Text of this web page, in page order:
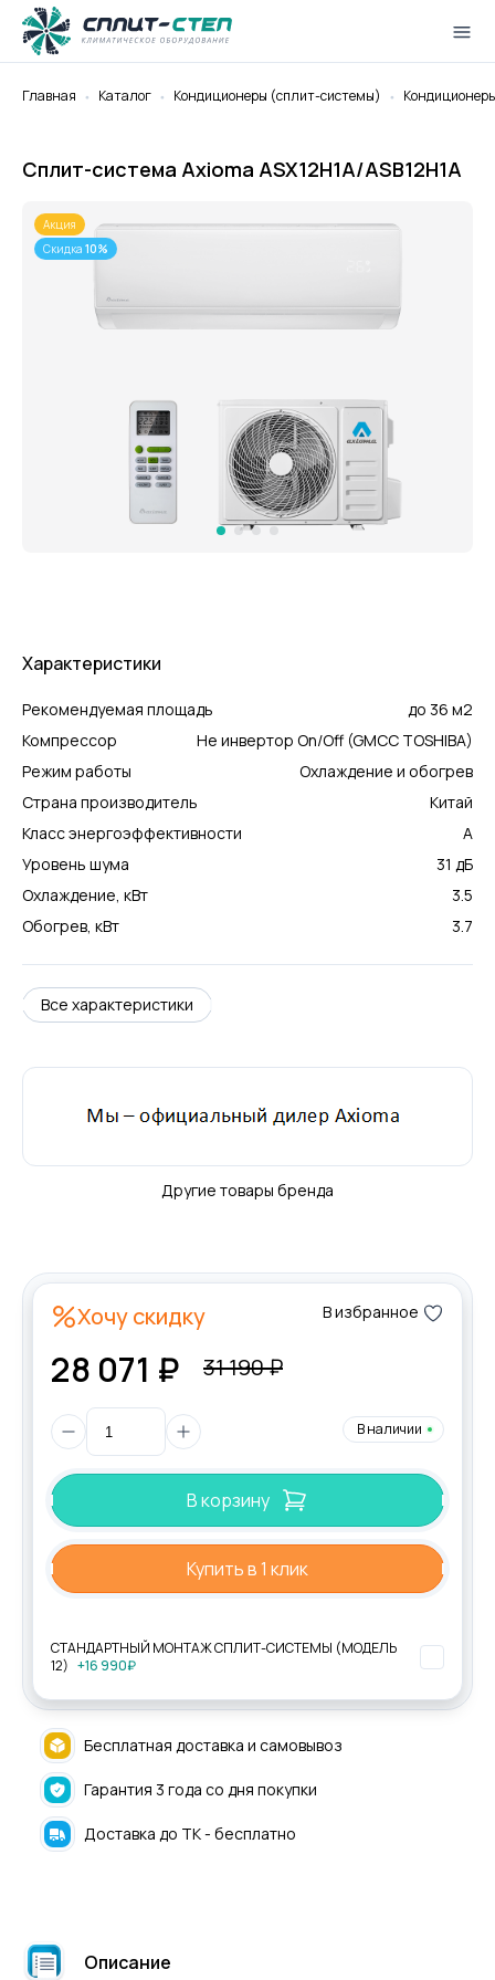
Главная Каталог Кондиционеры (cплит-системы)
Сплит-система Axioma ASX12H1A/ASB12H1A
Акция
Скидка 10%
Характеристики
Рекомендуемая площадь
до 36 м2
Компрессор
Не инвертор On/Off (GMCC TOSHIBA)
Режим работы
Охлаждение и обогрев
Страна производитель
Китай
Класс энергоэффективности
А
Уровень шума
31 дБ
Охлаждение, кВт
3.5
Обогрев, кВт
3.7
Все характеристики
Другие товары бренда
Хочу скидку В избранное
28 071 ₽ 31 190 ₽
В наличии
В корзину
Купить в 1 клик
СТАНДАРТНЫЙ МОНТАЖ СПЛИТ-СИСТЕМЫ (МОДЕЛЬ
12) +16 990₽
Бесплатная доставка и самовывоз
Гарантия 3 года со дня покупки
Доставка до ТК - бесплатно
Описание